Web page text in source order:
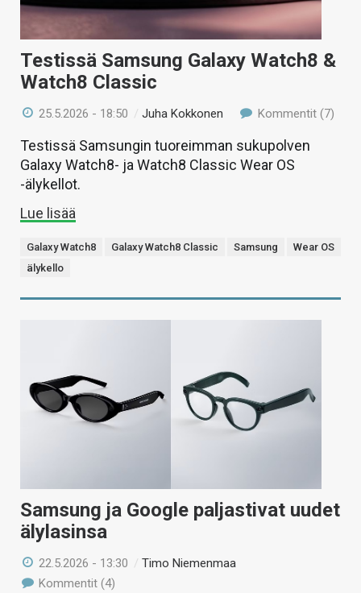
Testissä Samsung Galaxy Watch8 &
Watch8 Classic
25.5.2026 - 18:50 /Juha Kokkonen Kommentit (7)
Testissä Samsungin tuoreimman sukupolven
Galaxy Watch8- ja Watch8 Classic Wear OS
-älykellot.
Lue lisää
Galaxy Watch8 Galaxy Watch8 Classic Samsung
Wear OS
älykello
Samsung ja Google paljastivat uudet
älylasinsa
22.5.2026 - 13:30 /Timo Niemenmaa
Kommentit (4)